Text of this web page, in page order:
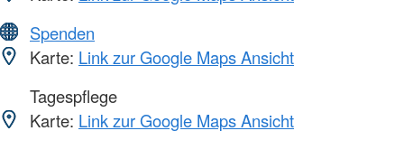
Spenden
Karte: Link zur Google Maps Ansicht
Tagespflege
Karte: Link zur Google Maps Ansicht